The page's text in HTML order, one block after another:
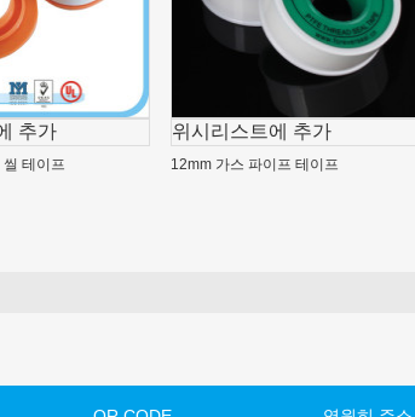
추가
테이프
위시리스트에 추가
12mm 가스 파이프 테이프